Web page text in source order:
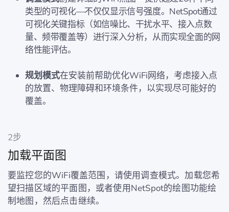
类型的可视化—不仅仅显示信号强度。NetSpot通过
可视化关键指标（如信噪比、干扰水平、接入点数
量、频带覆盖等）进行深入分析，从而实现全面的网
络性能评估。
规划模式在安装前帮助优化WiFi网络，考虑接入点
的放置、物理障碍和环境条件，以实现尽可能好的
覆盖。
2步
加载平面图
要监控您的WiFi覆盖范围，请使用调查模式。加载您希
望扫描区域的平面图，或者使用NetSpot的绘图功能绘
制地图，然后点击继续。